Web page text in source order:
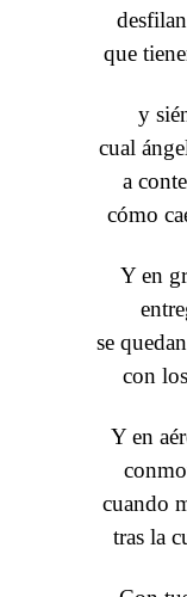
que
y
cual
a
cómo
Y en
se
con
Y en
cuando
tras la